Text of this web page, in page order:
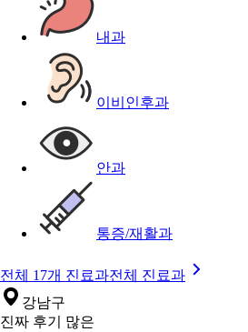
내과
이비인후과
안과
통증/재활과
전체 17개 진료과전체 진료과
강남구
진짜 후기 많은